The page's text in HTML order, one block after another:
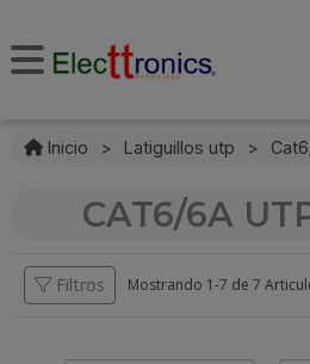
Inicio > Latiguillos utp >
CAT6/6A
Filtros Mostrando 1-7 de 7